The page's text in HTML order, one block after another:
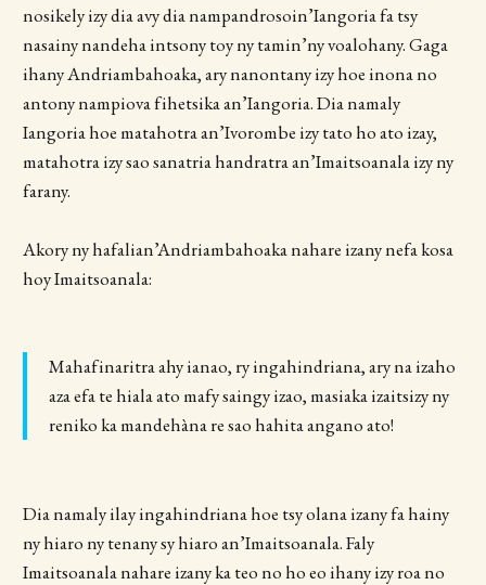
nosikely izy dia avy dia nampandrosoin’Iangoria fa tsy
nasainy nandeha intsony toy ny tamin’ny voalohany. Gaga
ihany Andriambahoaka, ary nanontany izy hoe inona no
antony nampiova fihetsika an’Iangoria. Dia namaly
Iangoria hoe matahotra an’Ivorombe izy tato ho ato izay,
matahotra izy sao sanatria handratra an’Imaitsoanala izy ny
farany.
Akory ny hafalian’Andriambahoaka nahare izany nefa kosa
hoy Imaitsoanala:
​Mahafinaritra ahy ianao, ry ingahindriana, ary na izaho
aza efa te hiala ato mafy saingy izao, masiaka izaitsizy ny
reniko ka mandehàna re sao hahita angano ato​!
Dia namaly ilay ingahindriana hoe tsy olana izany fa hainy
ny hiaro ny tenany sy hiaro an’Imaitsoanala. Faly
Imaitsoanala nahare izany ka teo no ho eo ihany izy roa no